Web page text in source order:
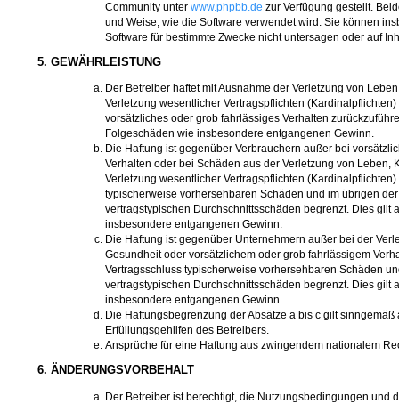
Community unter www.phpbb.de zur Verfügung gestellt.
und Weise, wie die Software verwendet wird. Sie können
Software für bestimmte Zwecke nicht untersagen oder auf
5. GEWÄHRLEISTUNG
Der Betreiber haftet mit Ausnahme der Verletzung von
Verletzung wesentlicher Vertragspflichten
vorsätzliches oder grob fahrlässiges Verhalten
Folgeschäden wie insbesondere entgangenen Gewinn.
Die Haftung ist gegenüber Verbrauchern außer bei
Verhalten oder bei Schäden aus der Verletzung von Leben,
Verletzung wesentlicher Vertragspflichten
typischerweise vorhersehbaren Schäden und im übrigen
vertragstypischen Durchschnittsschäden begrenzt. Dies gilt
insbesondere entgangenen Gewinn.
Die Haftung ist gegenüber Unternehmern außer bei der
Gesundheit oder vorsätzlichem oder grob fahrlässigem
Vertragsschluss typischerweise vorhersehbaren Schäden
vertragstypischen Durchschnittsschäden begrenzt. Dies gilt
insbesondere entgangenen Gewinn.
Die Haftungsbegrenzung der Absätze a bis c gilt
Erfüllungsgehilfen des Betreibers.
Ansprüche für eine Haftung aus zwingendem nationalem
6. ÄNDERUNGSVORBEHALT
Der Betreiber ist berechtigt, die Nutzungsbedingungen und